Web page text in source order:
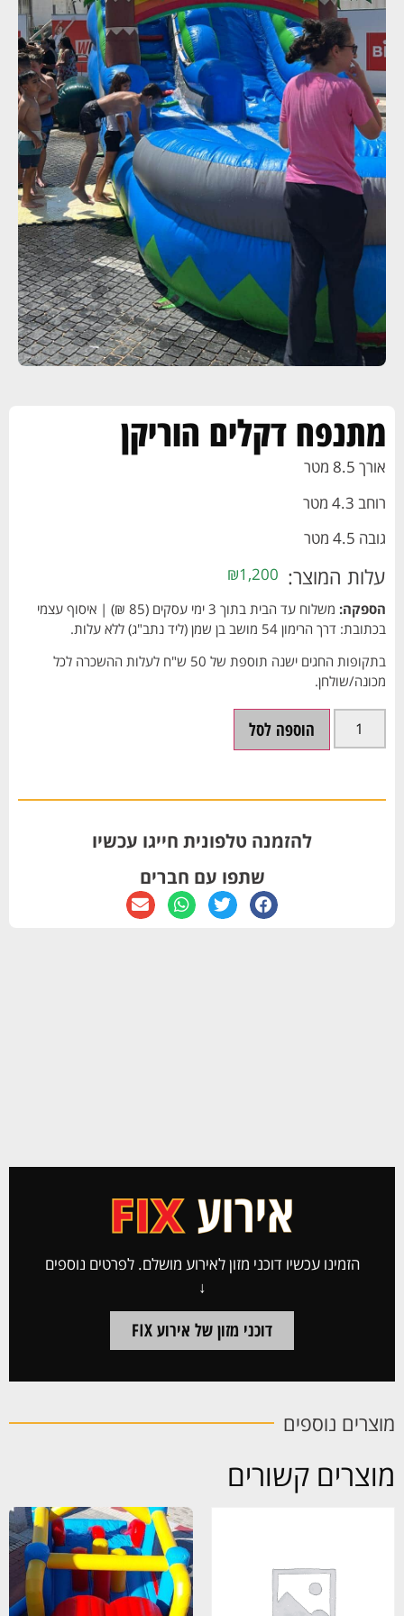
מתנפח דקלים הוריקן
אורך 8.5 מטר
רוחב 4.3 מטר
גובה 4.5 מטר
עלות המוצר: ₪1,200
הספקה:
משלוח עד הבית בתוך 3 ימי עסקים (85 ₪) | איסוף עצמי
בכתובת: דרך הרימון 54 מושב בן שמן (ליד נתב"ג) ללא עלות.
בתקופות החגים ישנה תוספת של 50 ש"ח לעלות ההשכרה לכל
מכונה/שולחן.
הוספה לסל
להזמנה טלפונית חייגו עכשיו
שתפו עם חברים
הזמינו עכשיו דוכני מזון לאירוע מושלם. לפרטים נוספים
↓
דוכני מזון של אירוע FIX
מוצרים נוספים
מוצרים קשורים